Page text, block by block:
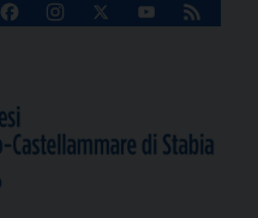
FacebookInstagram
X
YouTube
Feed